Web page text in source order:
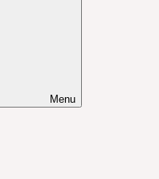
Menu